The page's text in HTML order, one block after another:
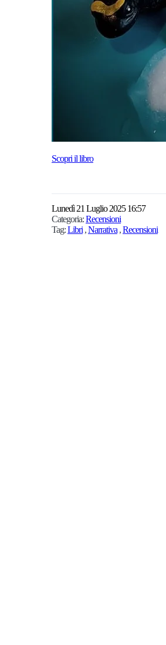
Scopri il libro
Lunedì 21 Luglio 2025 16:57
Categoria:Recensioni
Tag:Libri ,Narrativa ,Recensioni